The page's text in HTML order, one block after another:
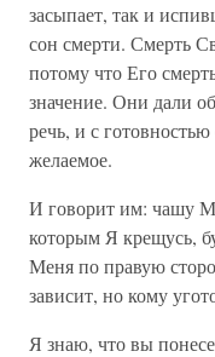
засыпает, так и
сон смерти. Смерть
потому что Его
значение. Они дали
речь, и с
желаемое.
И говорит им: чашу
которым Я крещусь,
Меня по правую
зависит, но кому
Я знаю, что вы